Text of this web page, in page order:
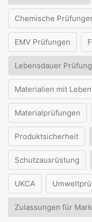
Chemische
EMV Prüfungen
Lebensdauer
Materialien mit
Materialprüfungen
Produktsicherheit
Schutzausrüstung
UKCA
Zulassungen für